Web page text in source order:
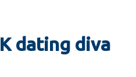
dating diva